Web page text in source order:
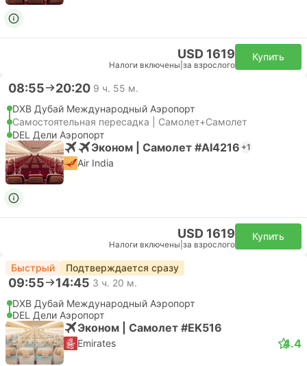
USD 1619
Налоги включены за взрослого
Купить
08:55 20:20 9 ч. 55 м.
DXB Дубай Международный Аэропорт
Самостоятельная пересадка | Самолет+Самолет
DEL Дели Аэропорт
Эконом | Самолет #AI4216 +1
Air India
USD 1619
Налоги включены за взрослого
Купить
Быстрый Подтверждается сразу
09:55 14:45 3 ч. 20 м.
DXB Дубай Международный Аэропорт
DEL Дели Аэропорт
Эконом | Самолет #EK516
Emirates 4.4